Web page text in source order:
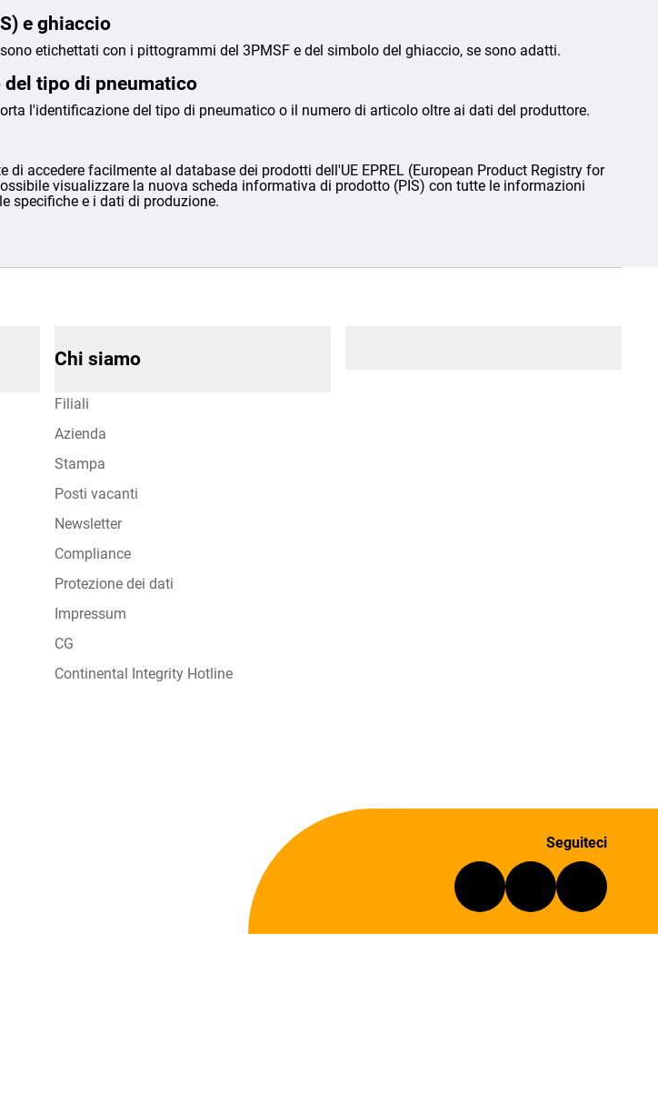
e ghiaccio
etichettati con i pittogrammi del 3PMSF e del simbolo del ghiaccio, se sono adatti.
tipo di pneumatico
l'identificazione del tipo di pneumatico o il numero di articolo oltre ai dati del produttore.
di accedere facilmente al database dei prodotti dell'UE EPREL (European Product Registry for
visualizzare la nuova scheda informativa di prodotto (PIS) con tutte le informazioni
specifiche e i dati di produzione.
Chi siamo
Filiali
Azienda
Stampa
Posti vacanti
Newsletter
Compliance
Protezione dei dati
Impressum
CG
Continental Integrity Hotline
Seguiteci